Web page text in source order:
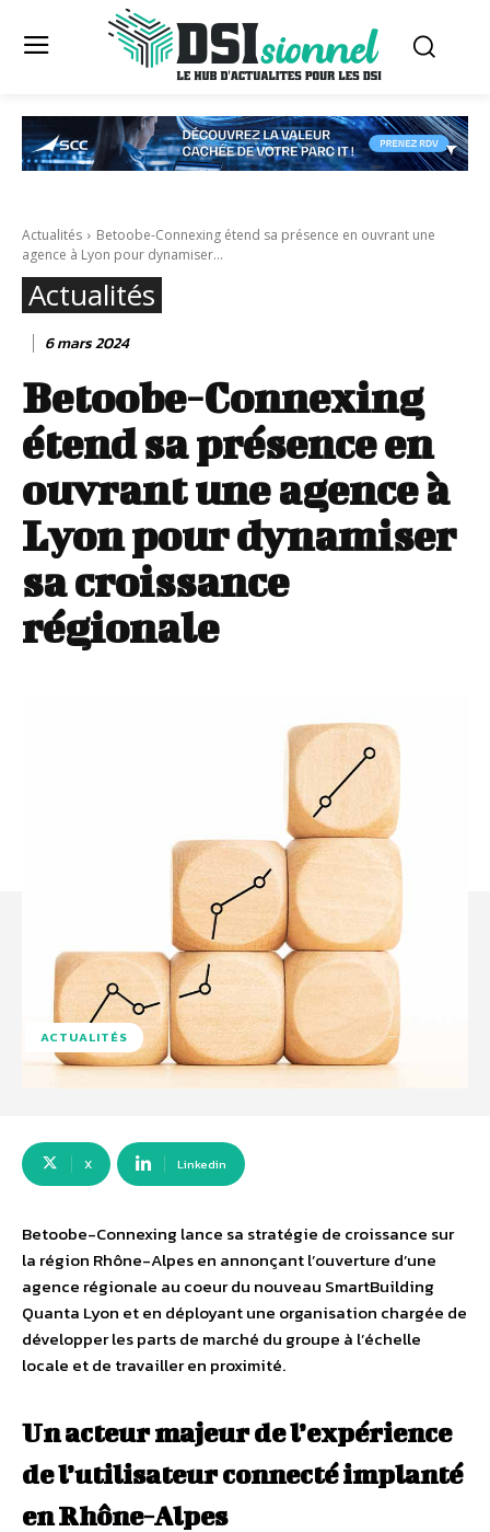
Actualités
Betoobe-Connexing étend sa présence en ouvrant une
agence à Lyon pour dynamiser...
Actualités
6 mars 2024
Betoobe-Connexing
étend sa présence en
ouvrant une agence à
Lyon pour dynamiser
sa croissance
régionale
ACTUALITÉS
X Linkedin
Betoobe-Connexing lance sa stratégie de croissance sur
la région Rhône-Alpes en annonçant l’ouverture d’une
agence régionale au coeur du nouveau SmartBuilding
Quanta Lyon et en déployant une organisation chargée de
développer les parts de marché du groupe à l’échelle
locale et de travailler en proximité.
Un acteur majeur de l’expérience
de l’utilisateur connecté implanté
en Rhône-Alpes